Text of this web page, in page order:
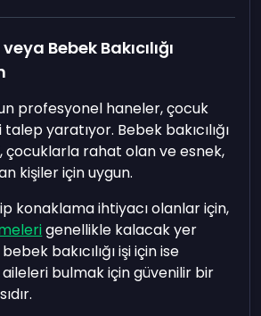
Bebek Bakıcılığı
profesyonel haneler, çocuk
yaratıyor. Bebek bakıcılığı
çocuklarla rahat olan ve esnek,
kişiler için uygun.
konaklama ihtiyacı olanlar için,
genellikle kalacak yer
bakıcılığı işi için ise
bulmak için güvenilir bir